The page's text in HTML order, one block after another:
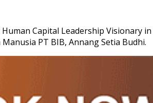
Capital Leadership Visionary
PT BIB, Annang Setia Budhi.